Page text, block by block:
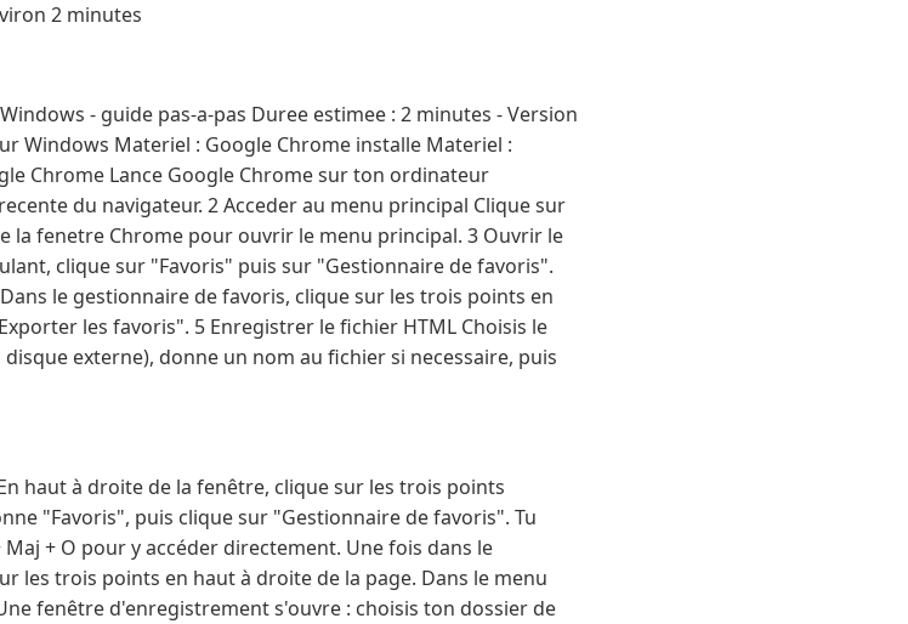
2 minutes
- guide pas-a-pas Duree estimee : 2 minutes - Version
Windows Materiel : Google Chrome installe Materiel :
Chrome Lance Google Chrome sur ton ordinateur
du navigateur. 2 Acceder au menu principal Clique sur
la fenetre Chrome pour ouvrir le menu principal. 3 Ouvrir le
clique sur "Favoris" puis sur "Gestionnaire de favoris".
le gestionnaire de favoris, clique sur les trois points en
les favoris". 5 Enregistrer le fichier HTML Choisis le
externe), donne un nom au fichier si necessaire, puis
haut à droite de la fenêtre, clique sur les trois points
"Favoris", puis clique sur "Gestionnaire de favoris". Tu
+ O pour y accéder directement. Une fois dans le
les trois points en haut à droite de la page. Dans le menu
fenêtre d'enregistrement s'ouvre : choisis ton dossier de